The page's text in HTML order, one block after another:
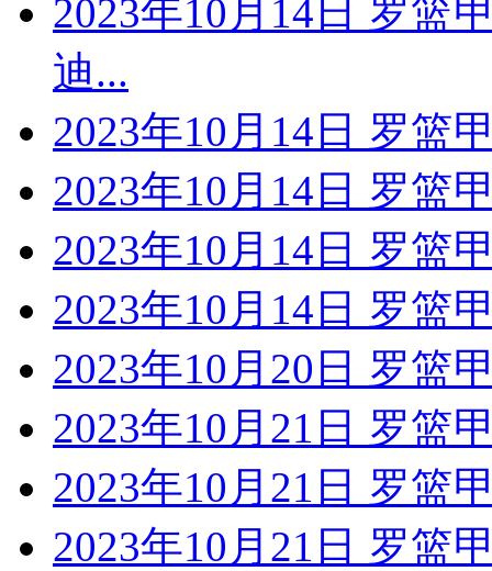
2023年10月14日 罗篮
迪...
2023年10月14日 罗篮
2023年10月14日 罗篮
2023年10月14日 罗篮
2023年10月14日 罗篮
2023年10月20日 罗篮
2023年10月21日 罗篮
2023年10月21日 罗篮
2023年10月21日 罗篮